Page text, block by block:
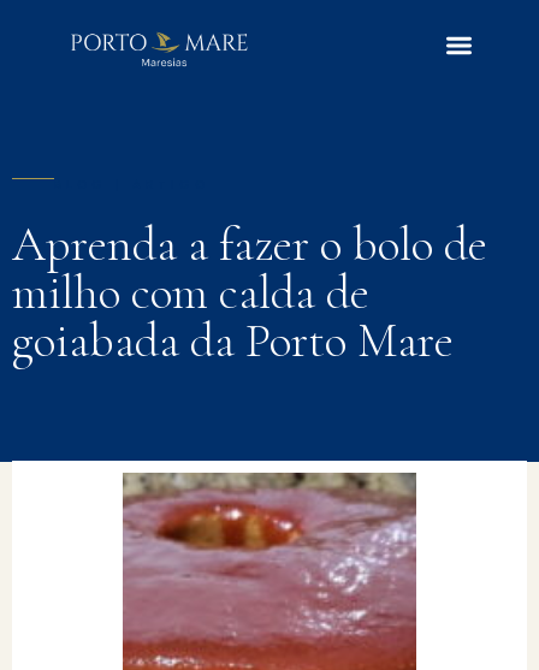
Aprenda a fazer o bolo de
milho com calda de
goiabada da Porto Mare